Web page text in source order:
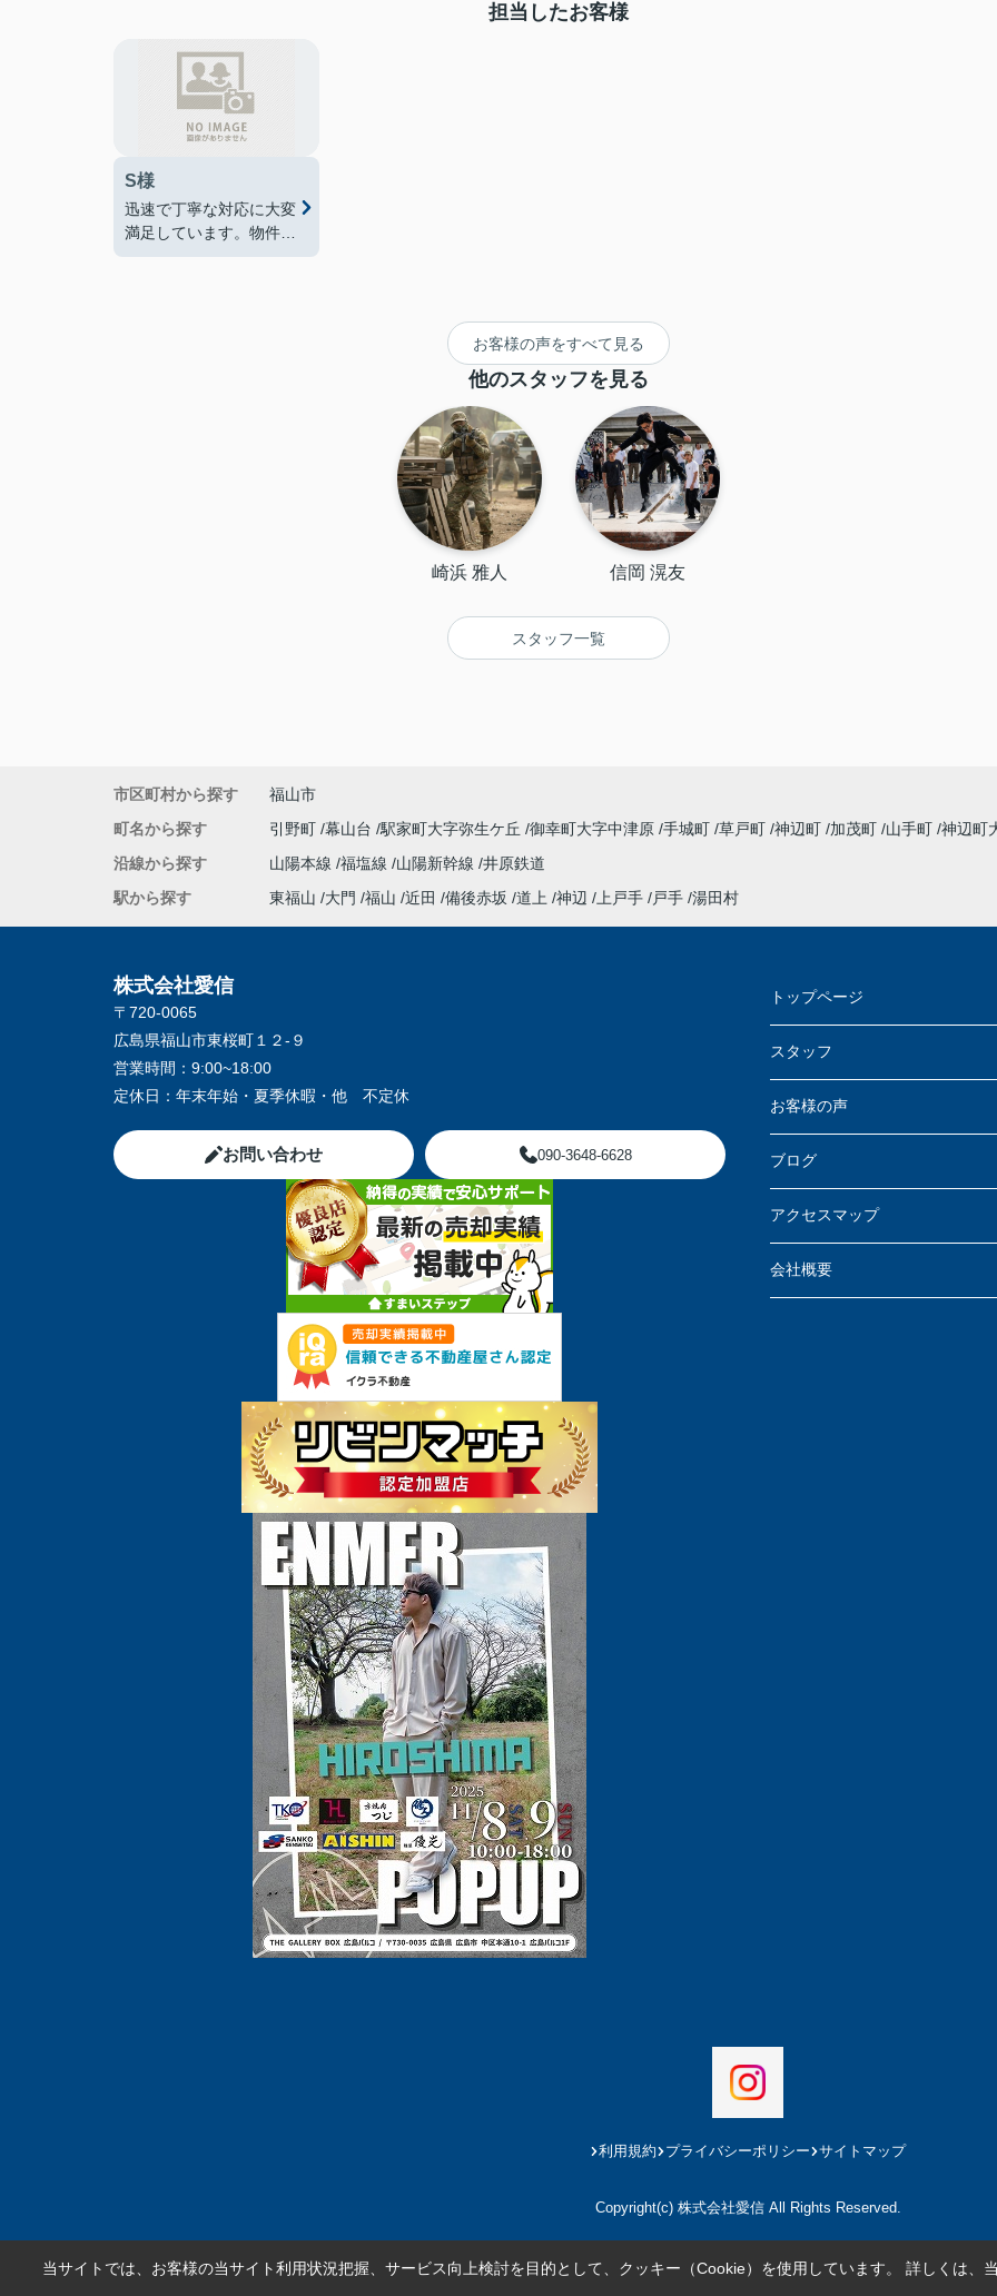
担当したお客様
S様
迅速で丁寧な対応に大変
満足しています。物件の
説明も分かりやすく、こ
お客様の声をすべて見る
他のスタッフを見る
崎浜 雅人 信岡 滉友
スタッフ一覧
市区町村から探す
福山市
町名から探す
引野町 幕山台 駅家町大字弥生ケ丘 御幸町大字中津原 手城町 草戸町 神辺町 加茂町 山手町 神辺町
沿線から探す
山陽本線 福塩線 山陽新幹線 井原鉄道
駅から探す
東福山 大門 福山 近田 備後赤坂 道上 神辺 上戸手 戸手 湯田村
株式会社愛信
〒720-0065
広島県福山市東桜町１２-９
営業時間： 9:00~18:00
定休日： 年末年始・夏季休暇・他 不定休
お問い合わせ 090-3648-6628
トップページ
スタッフ
お客様の声
ブログ
アクセスマップ
会社概要
利用規約 プライバシーポリシー サイトマップ
Copyright(c) 株式会社愛信 All Rights Reserved.
当サイトでは、お客様の当サイト利用状況把握、サービス向上検討を目的として、クッキー（Cookie）を使用しています。 詳しくは、